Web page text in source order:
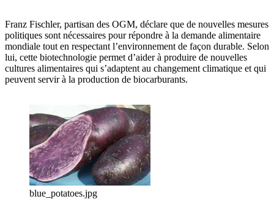
Franz Fischler, partisan des OGM, déclare que de nouvelles mesures
politiques sont nécessaires pour répondre à la demande alimentaire
mondiale tout en respectant l’environnement de façon durable. Selon
lui, cette biotechnologie permet d’aider à produire de nouvelles
cultures alimentaires qui s’adaptent au changement climatique et qui
peuvent servir à la production de biocarburants.
blue_potatoes.jpg